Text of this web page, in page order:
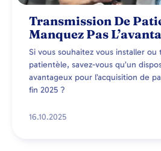
Transmission De
Manquez Pas
Si vous souhaitez vous installer
patientèle, savez-vous qu’un
avantageux pour l’acquisition de
fin 2025 ?
16.10.2025